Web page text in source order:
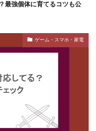
最強個体に育てるコツも公
ゲーム・スマホ・家電